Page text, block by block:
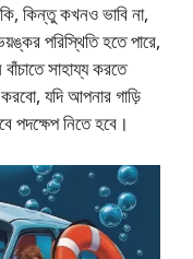
কিন্তু কখনও ভাবি না,
পরিস্থিতি হতে পারে,
সাহায্য করতে
যদি আপনার গাড়ি
পদক্ষেপ নিতে হবে।